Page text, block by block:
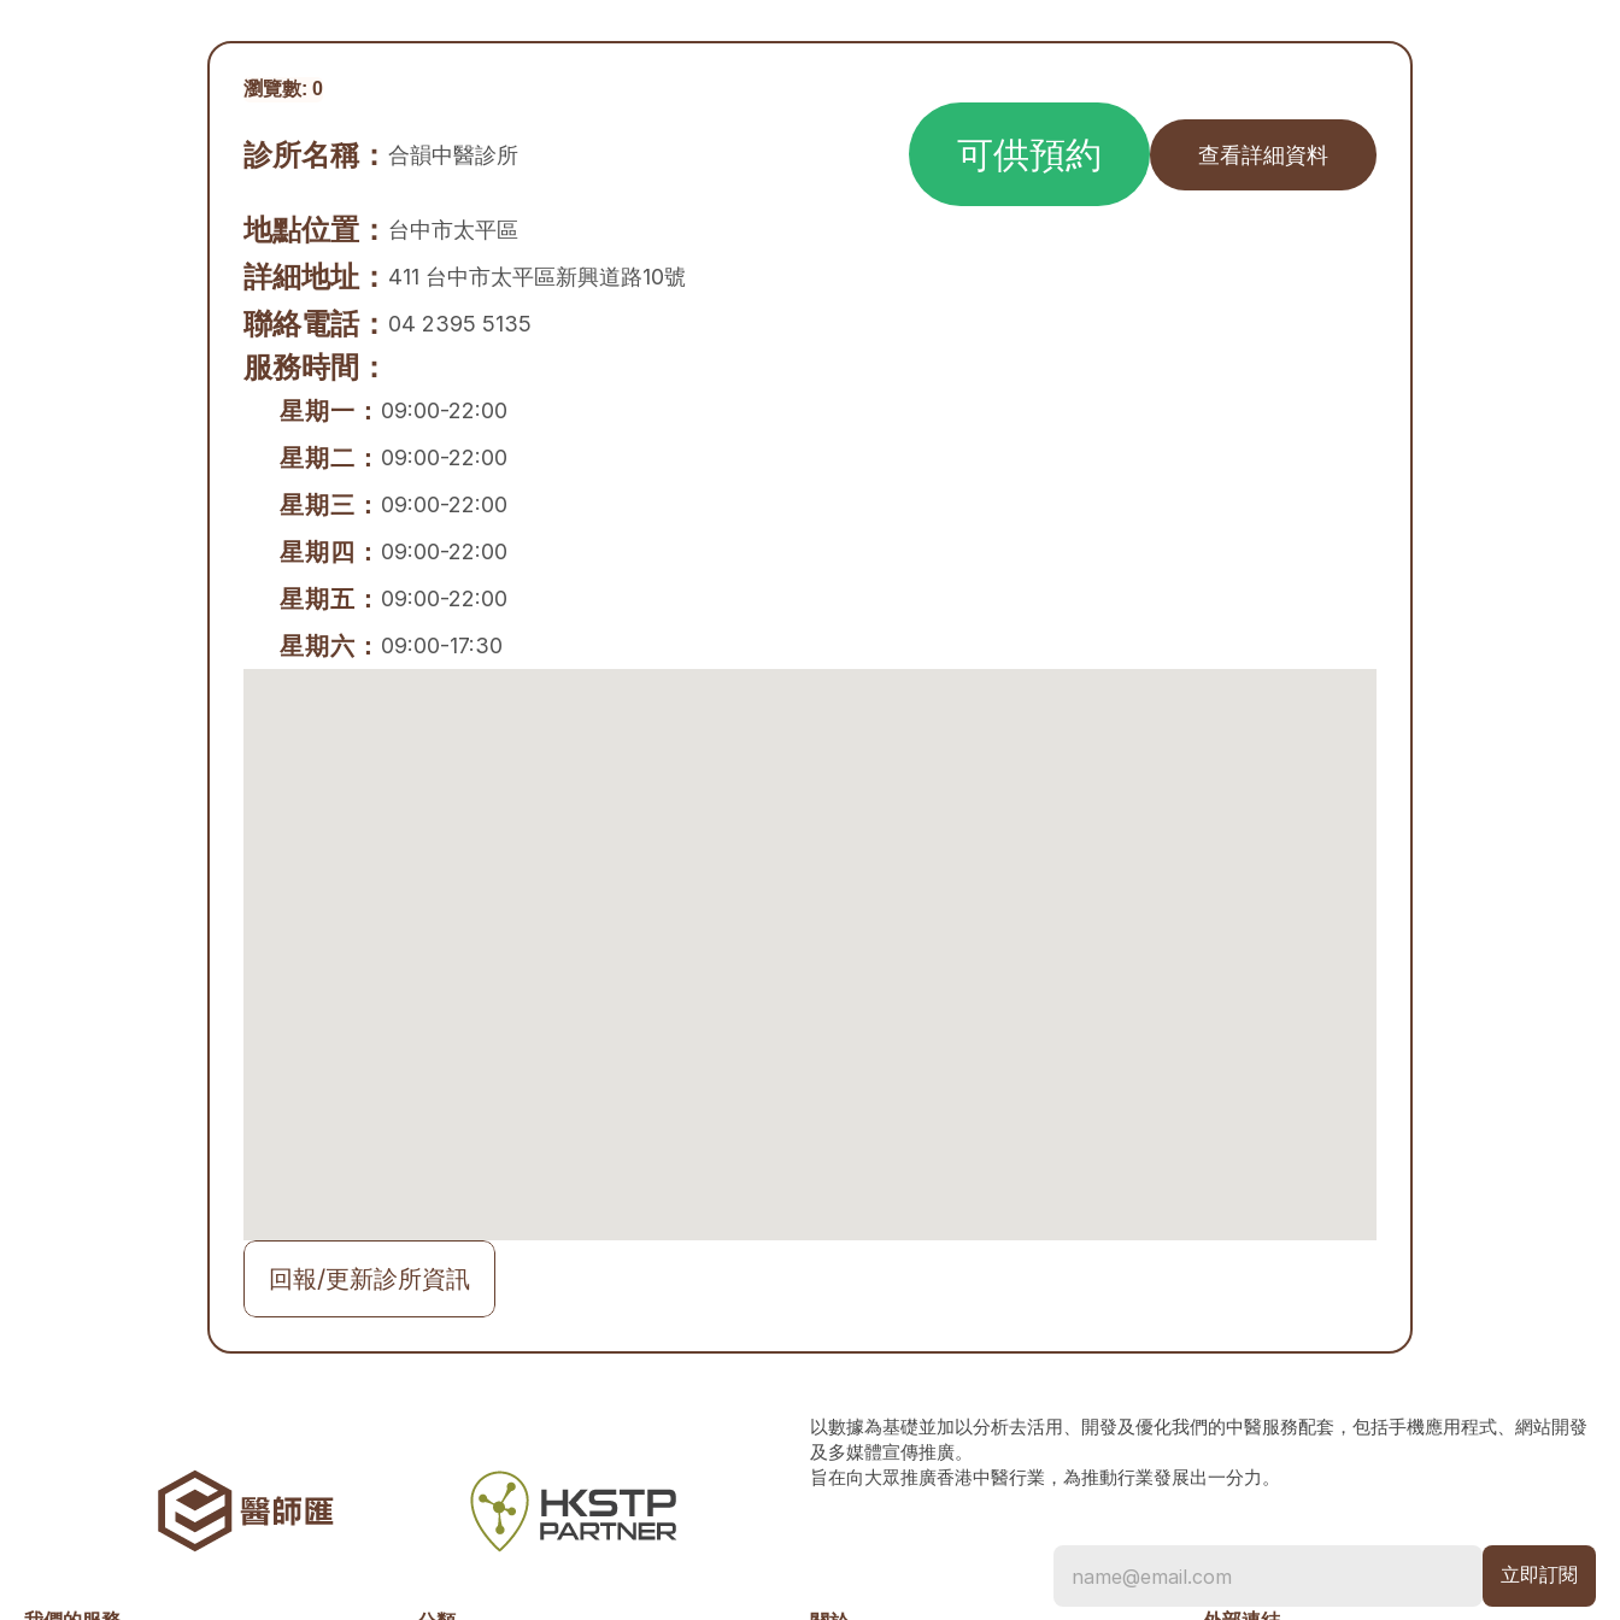
瀏覽數: 0
診所名稱： 合韻中醫診所 可供預約 查看詳細資料
地點位置： 台中市太平區
詳細地址： 411 台中市太平區新興道路10號
聯絡電話： 04 2395 5135
服務時間：
星期一： 09:00-22:00
星期二： 09:00-22:00
星期三： 09:00-22:00
星期四： 09:00-22:00
星期五： 09:00-22:00
星期六： 09:00-17:30
回報/更新診所資訊
以數據為基礎並加以分析去活用、開發及優化我們的中醫服務配套，包括手機應用程式、網站開發
及多媒體宣傳推廣。
旨在向大眾推廣香港中醫行業，為推動行業發展出一分力。